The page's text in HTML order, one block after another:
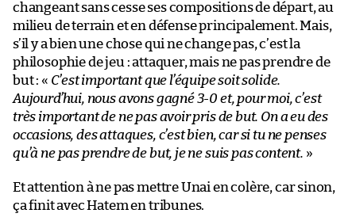
changeant sans cesse ses compositions de départ, au
milieu de terrain et en défense principalement. Mais,
s’il y a bien une chose qui ne change pas, c’est la
philosophie de jeu : attaquer, mais ne pas prendre de
but : « C’est important que l’équipe soit solide.
Aujourd’hui, nous avons gagné 3-0 et, pour moi, c’est
très important de ne pas avoir pris de but. On a eu des
occasions, des attaques, c’est bien, car si tu ne penses
qu’à ne pas prendre de but, je ne suis pas content. »
Et attention à ne pas mettre Unai en colère, car sinon,
ça finit avec Hatem en tribunes.